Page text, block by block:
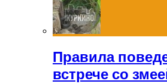
Правила
встрече со